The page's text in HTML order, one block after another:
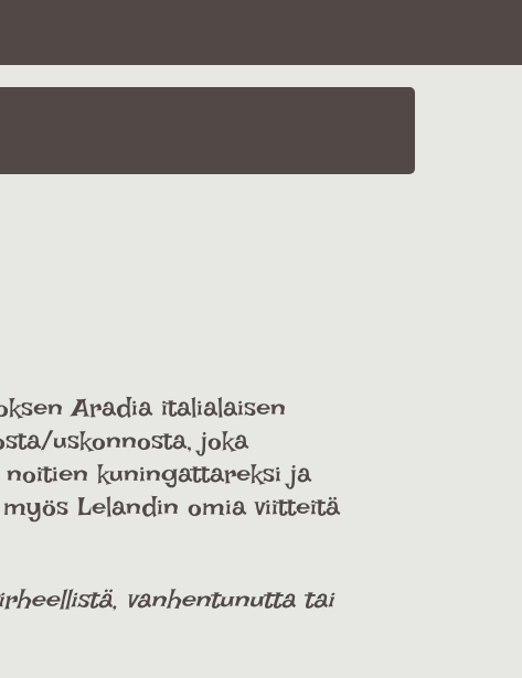
Aradia italialaisen
uskonnosta, joka
kuningattareksi ja
Lelandin omia viitteitä
vanhentunutta tai